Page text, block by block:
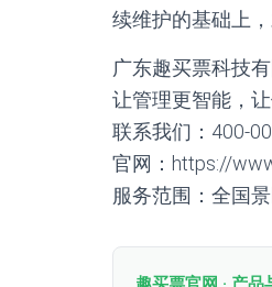
续维护的基础上
广东趣买票科技
让管理更智能，
联系我们：400-
官网：https://
服务范围：全国